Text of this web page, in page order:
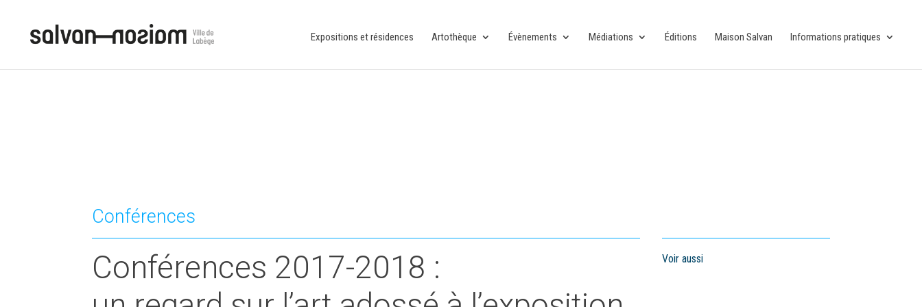
Expositions et résidences Artothèque Évènements Médiations Éditions Maison Salvan Informations pratiques
Conférences
Conférences 2017-2018 :
Voir aussi